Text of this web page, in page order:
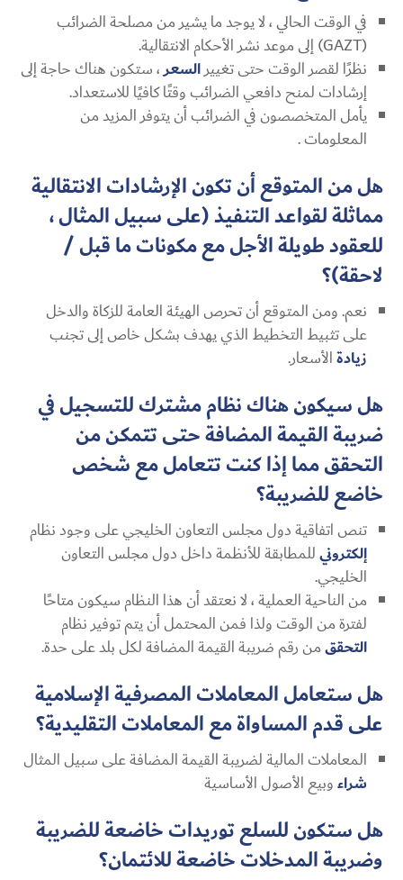
في الوقت الحالي ، لا يوجد ما يشير من مصلحة الضرائب
(GAZT) إلى موعد نشر الأحكام الانتقالية.
نظرًا لقصر الوقت حتى تغييرالسعر، ستكون هناك حاجة إلى
إرشادات لمنح دافعي الضرائب وقتًا كافيًا للاستعداد.
يأمل المتخصصون في الضرائب أن يتوفر المزيد من
المعلومات .
هل من المتوقع أن تكون الإرشادات الانتقالية
مماثلة لقواعد التنفيذ (على سبيل المثال ،
للعقود طويلة الأجل مع مكونات ما قبل /
لاحقة)؟
نعم. ومن المتوقع أن تحرص الهيئة العامة للزكاة والدخل
على تثبيط التخطيط الذي يهدف بشكل خاص إلى تجنب
زيادةالأسعار.
هل سيكون هناك نظام مشترك للتسجيل في
ضريبة القيمة المضافة حتى تتمكن من
التحقق مما إذا كنت تتعامل مع شخص
خاضع للضريبة؟
تنص اتفاقية دول مجلس التعاون الخليجي على وجود نظام
إلكترونيللمطابقة للأنظمة داخل دول مجلس التعاون
الخليجي.
من الناحية العملية ، لا نعتقد أن هذا النظام سيكون متاحًا
لفترة من الوقت ولذا فمن المحتمل أن يتم توفير نظام
التحققمن رقم ضريبة القيمة المضافة لكل بلد على حدة.
هل ستعامل المعاملات المصرفية الإسلامية
على قدم المساواة مع المعاملات التقليدية؟
المعاملات المالية لضريبة القيمة المضافة على سبيل المثال
شراءوبيع الأصول الأساسية
هل ستكون للسلع توريدات خاضعة للضريبة
وضريبة المدخلات خاضعة للائتمان؟